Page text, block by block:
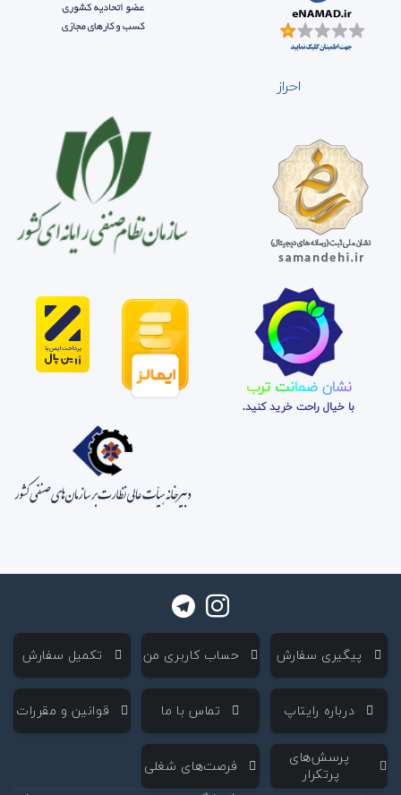
احراز
نشان ضمانت ترب
با خیال راحت خرید کنید.
‌ پیگیری سفارش ‌ حساب کاربری من ‌ تکمیل سفارش
‌ درباره رایتاپ ‌ تماس با ما ‌ قوانین و مقررات
‌ پرسش‌های
پرتکرار
‌ فرصت‌های شغلی